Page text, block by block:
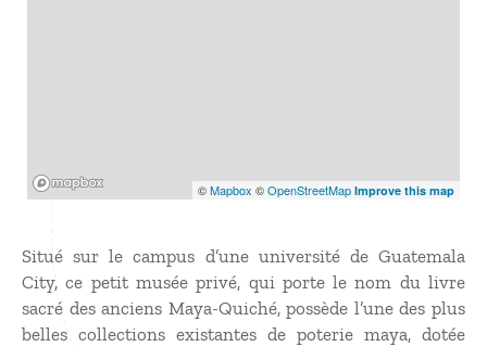
©Mapbox ©OpenStreetMap Improve this map
Situé sur le campus d’une université de Guatemala
City, ce petit musée privé, qui porte le nom du livre
sacré des anciens Maya-Quiché, possède l’une des plus
belles collections existantes de poterie maya, dotée